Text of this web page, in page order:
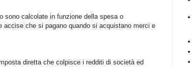
sono calcolate in funzione della spesa o
accise che si pagano quando si acquistano merci e
diretta che colpisce i redditi di società ed